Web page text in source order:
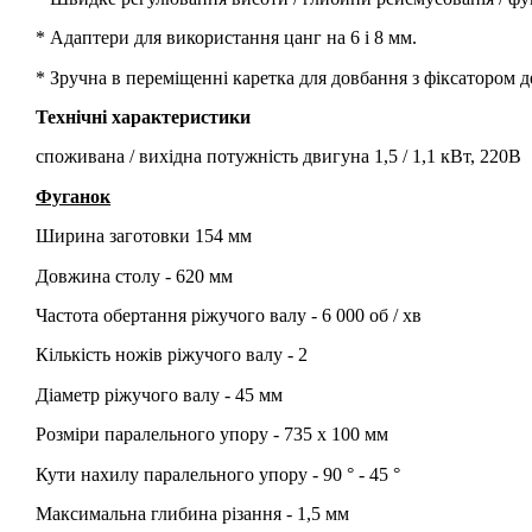
* Адаптери для використання цанг на 6 і 8 мм.
* Зручна в переміщенні каретка для довбання з фіксатором
Технічні характеристики
споживана / вихідна потужність двигуна 1,5 / 1,1 кВт, 220В
Фуганок
Ширина заготовки 154 мм
Довжина столу - 620 мм
Частота обертання ріжучого валу - 6 000 об / хв
Кількість ножів ріжучого валу - 2
Діаметр ріжучого валу - 45 мм
Розміри паралельного упору - 735 х 100 мм
Кути нахилу паралельного упору - 90 ° - 45 °
Максимальна глибина різання - 1,5 мм